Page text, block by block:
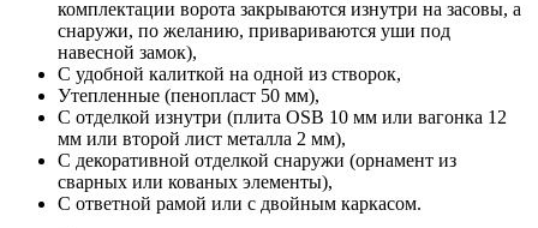
комплектации ворота закрываются изнутри на засовы, а
снаружи, по желанию, привариваются уши под
навесной замок),
С удобной калиткой на одной из створок,
Утепленные (пенопласт 50 мм),
С отделкой изнутри (плита OSB 10 мм или вагонка 12
мм или второй лист металла 2 мм),
С декоративной отделкой снаружи (орнамент из
сварных или кованых элементы),
С ответной рамой или с двойным каркасом.